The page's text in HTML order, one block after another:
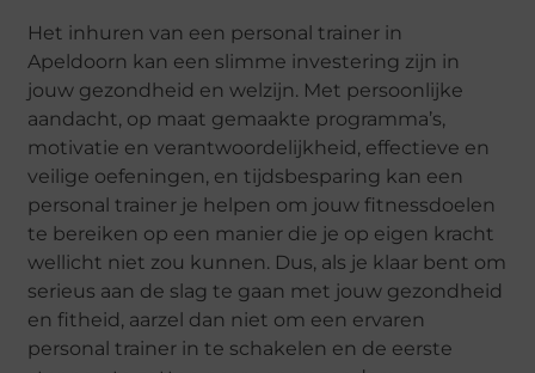
Het inhuren van een personal trainer in
Apeldoorn kan een slimme investering zijn in
jouw gezondheid en welzijn. Met persoonlijke
aandacht, op maat gemaakte programma’s,
motivatie en verantwoordelijkheid, effectieve en
veilige oefeningen, en tijdsbesparing kan een
personal trainer je helpen om jouw fitnessdoelen
te bereiken op een manier die je op eigen kracht
wellicht niet zou kunnen. Dus, als je klaar bent om
serieus aan de slag te gaan met jouw gezondheid
en fitheid, aarzel dan niet om een ervaren
personal trainer in te schakelen en de eerste